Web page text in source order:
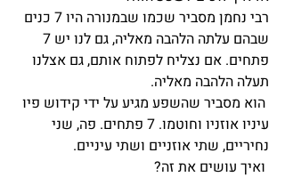
רבי נחמן מסביר שכמו שבמנורה היו 7 כנים
פתחים. אם נצליח לפתוח אותם, גם אצלנו
תעלה הלהבה מאליה.
הוא מסביר שהשפע מגיע על ידי קידוש פיו
עיניו אוזניו וחוטמו. 7 פתחים. פה, שני
נחיריים, שתי אוזניים ושתי עיניים.